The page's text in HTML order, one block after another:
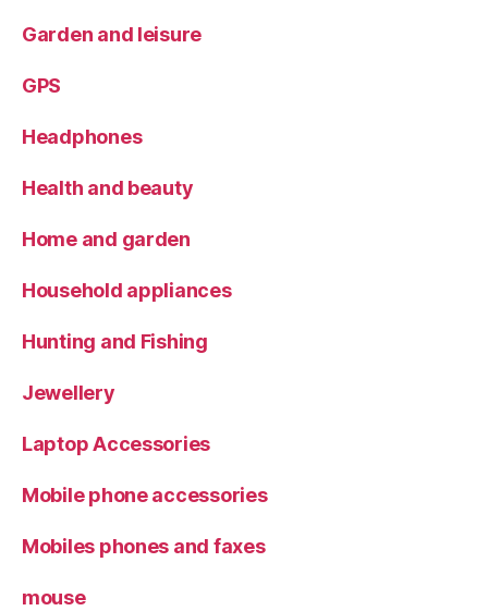
Garden and leisure
GPS
Headphones
Health and beauty
Home and garden
Household appliances
Hunting and Fishing
Jewellery
Laptop Accessories
Mobile phone accessories
Mobiles phones and faxes
mouse